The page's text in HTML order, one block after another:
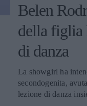
Belen
della figlia
di danza
La showgirl ha
secondogenita,
lezione di danza